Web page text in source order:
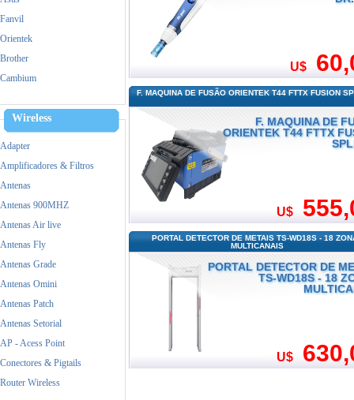
Fanvil
Orientek
Brother
Cambium
DellWireless
Adapter
Amplificadores & Filtros
Antenas
Antenas 900MHZ
Antenas Air live
Antenas Fly
Antenas Grade
Antenas Omini
Antenas Patch
Antenas Setorial
AP - Acess Point
Conectores & Pigtails
Router Wireless
U$
F. MAQUINA DE FUSÃO ORIENTEK T44 FTTX FUSION
U$
F. MAQUINA DE
ORIENTEK T44 FTTX
PORTAL DETECTOR DE METAIS TS-WD18S - 18
MULTICANAIS
U$
PORTAL DETECTOR DE
TS-WD18S - 18